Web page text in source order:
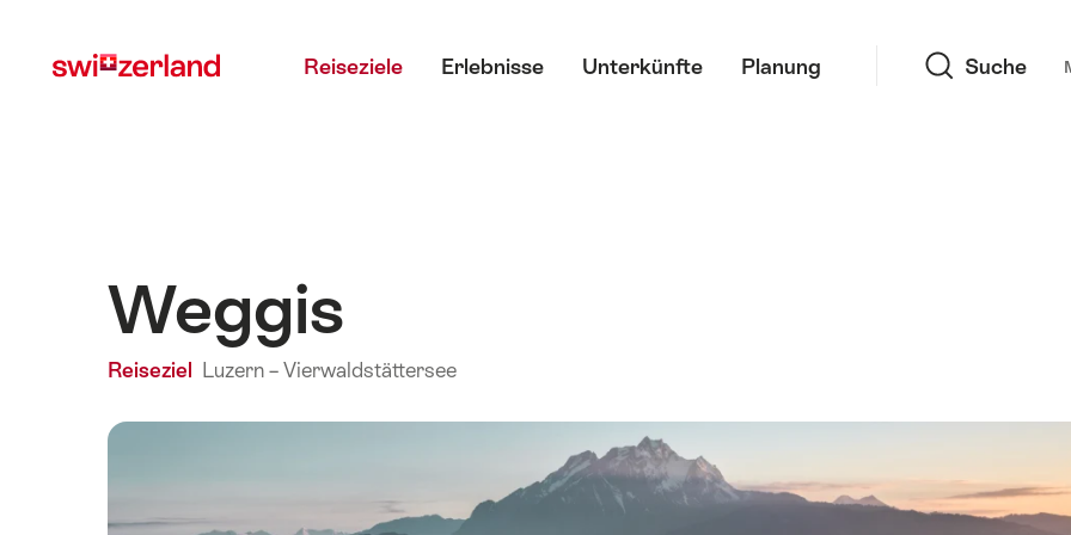
myswitzerland.com
Reiseziele Erlebnisse Unterkünfte Planung Suche
Weggis
Reiseziel Luzern – Vierwaldstättersee